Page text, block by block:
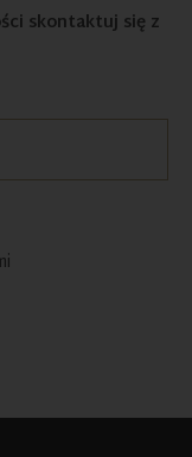
skontaktuj się z